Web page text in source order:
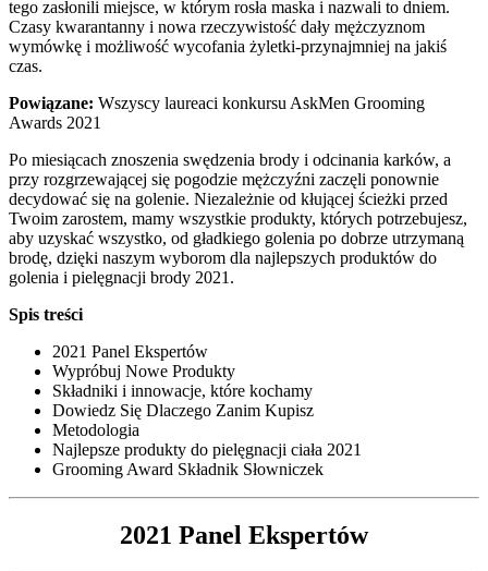
tego zasłonili miejsce, w którym rosła maska i nazwali to dniem.
Czasy kwarantanny i nowa rzeczywistość dały mężczyznom
wymówkę i możliwość wycofania żyletki-przynajmniej na jakiś
czas.
Powiązane: Wszyscy laureaci konkursu AskMen Grooming
Awards 2021
Po miesiącach znoszenia swędzenia brody i odcinania karków, a
przy rozgrzewającej się pogodzie mężczyźni zaczęli ponownie
decydować się na golenie. Niezależnie od kłującej ścieżki przed
Twoim zarostem, mamy wszystkie produkty, których potrzebujesz,
aby uzyskać wszystko, od gładkiego golenia po dobrze utrzymaną
brodę, dzięki naszym wyborom dla najlepszych produktów do
golenia i pielęgnacji brody 2021.
Spis treści
2021 Panel Ekspertów
Wypróbuj Nowe Produkty
Składniki i innowacje, które kochamy
Dowiedz Się Dlaczego Zanim Kupisz
Metodologia
Najlepsze produkty do pielęgnacji ciała 2021
Grooming Award Składnik Słowniczek
2021 Panel Ekspertów